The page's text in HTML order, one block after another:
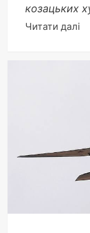
козацьких
Читати далі